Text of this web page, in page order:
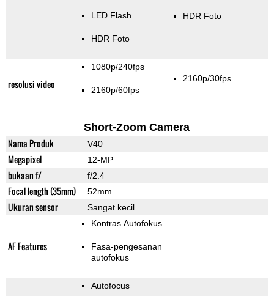
LED Flash
HDR Foto
HDR Foto
resolusi video
1080p/240fps
2160p/60fps
2160p/30fps
Short-Zoom Camera
Nama Produk V40
Megapixel 12-MP
bukaan f/ f/2.4
Focal length (35mm) 52mm
Ukuran sensor Sangat kecil
AF Features
Kontras Autofokus
Fasa-pengesanan
autofokus
Autofocus